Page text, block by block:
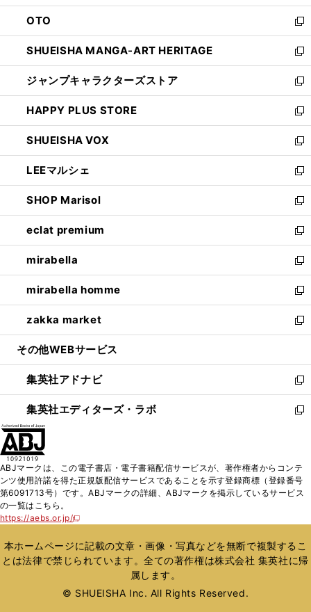
ウ
で
開
く
ン
ド
ウ
で
開
く
OTO
新
し
い
ウ
ィ
ン
ド
ウ
で
開
く
SHUEISHA MANGA-ART HERITAGE
新
し
い
ウ
ィ
ン
ド
ウ
で
開
く
ジャンプキャラクターズストア
新
し
い
ウ
ィ
ン
ド
ウ
で
開
く
HAPPY PLUS STORE
新
し
い
ウ
ィ
ン
ド
ウ
で
開
く
SHUEISHA VOX
新
し
い
ウ
ィ
ン
ド
ウ
で
開
く
LEEマルシェ
新
し
い
ウ
ィ
ン
ド
ウ
で
開
く
SHOP Marisol
新
し
い
ウ
ィ
ン
ド
ウ
で
開
eclat premium
新
し
い
ウ
ィ
ン
ド
ウ
開
く
mirabella
新
し
い
ウ
ィ
ン
ウ
で
開
く
mirabella homme
新
し
い
ウ
ン
ド
ウ
で
zakka market
新
し
ウ
ィ
ン
ド
く
その他WEBサービス
集英社アドナビ
新
し
い
ド
ウ
で
集英社エディターズ・ラボ
新
ィ
ン
ド
開
く
ABJマークは、この電子書店・電子書籍配信サービスが、著作権者からコンテ
ンツ使用許諾を得た正規版配信サービスであることを示す登録商標（登録番号
第6091713号）です。ABJマークの詳細、ABJマークを掲示しているサービス
の一覧はこちら。
https://aebs.or.jp/
新
い
ウ
ィ
ウ
本ホームページに記載の文章・画像・写真などを無断で複製するこ
とは法律で禁じられています。全ての著作権は株式会社 集英社に帰
属します。
© SHUEISHA Inc. All Rights Reserved.